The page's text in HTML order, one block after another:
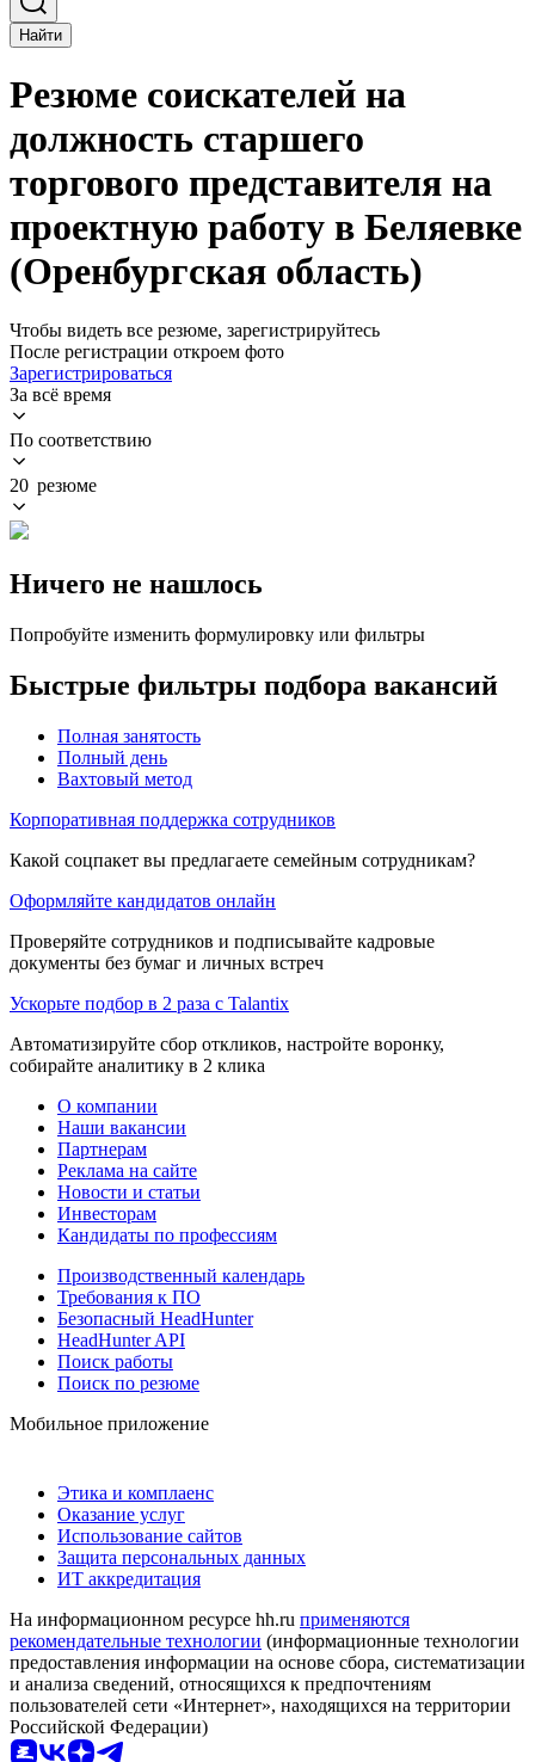
Найти
Резюме соискателей на
должность старшего
торгового представителя на
проектную работу в Беляевке
(Оренбургская область)
Чтобы видеть все резюме, зарегистрируйтесь
После регистрации откроем фото
Зарегистрироваться
За всё время
По соответствию
20 резюме
Ничего не нашлось
Попробуйте изменить формулировку или фильтры
Быстрые фильтры подбора вакансий
Полная занятость
Полный день
Вахтовый метод
Корпоративная поддержка сотрудников
Какой соцпакет вы предлагаете семейным сотрудникам?
Оформляйте кандидатов онлайн
Проверяйте сотрудников и подписывайте кадровые
документы без бумаг и личных встреч
Ускорьте подбор в 2 раза с Talantix
Автоматизируйте сбор откликов, настройте воронку,
собирайте аналитику в 2 клика
О компании
Наши вакансии
Партнерам
Реклама на сайте
Новости и статьи
Инвесторам
Кандидаты по профессиям
Производственный календарь
Требования к ПО
Безопасный HeadHunter
HeadHunter API
Поиск работы
Поиск по резюме
Мобильное приложение
Этика и комплаенс
Оказание услуг
Использование сайтов
Защита персональных данных
ИТ аккредитация
На информационном ресурсе hh.ru применяются
рекомендательные технологии (информационные технологии
предоставления информации на основе сбора, систематизации
и анализа сведений, относящихся к предпочтениям
пользователей сети «Интернет», находящихся на территории
Российской Федерации)